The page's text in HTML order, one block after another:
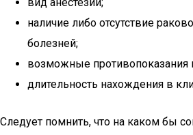
наличие либо отсутствие
болезней;
возможные противопоказания
длительность нахождения в
Следует помнить, что на каком бы